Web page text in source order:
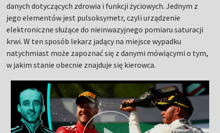
danych dotyczących zdrowia i funkcji życiowych. Jednym z
jego elementów jest pulsoksymetr, czyli urządzenie
elektroniczne służące do nieinwazyjnego pomiaru saturacji
krwi. W ten sposób lekarz jadący na miejsce wypadku
natychmiast może zapoznać się z danymi mówiącymi o tym,
w jakim stanie obecnie znajduje się kierowca.